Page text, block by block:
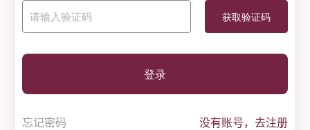
登录
忘记密码 没有账号，去注册